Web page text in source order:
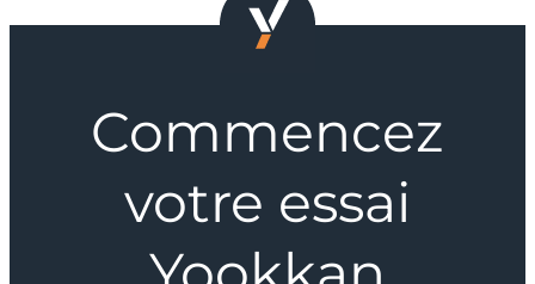
Commencez
votre essai